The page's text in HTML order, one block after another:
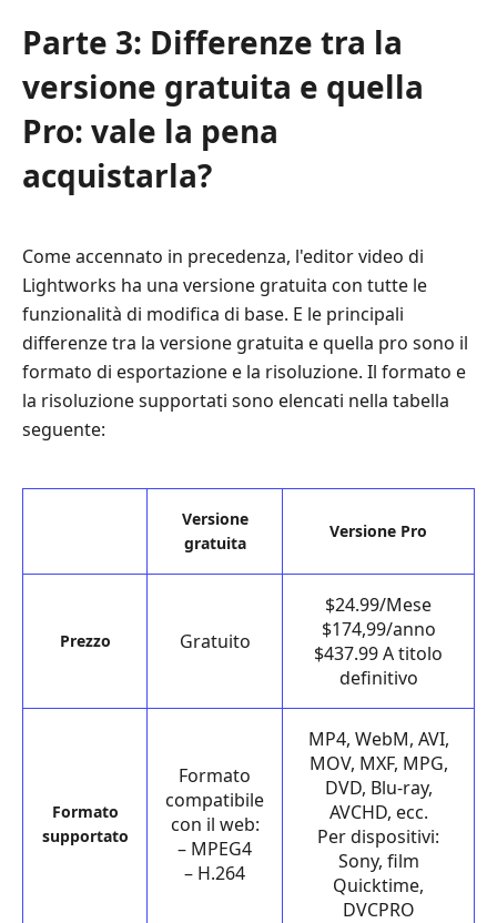
Parte 3: Differenze tra la
versione gratuita e quella
Pro: vale la pena
acquistarla?
Come accennato in precedenza, l'editor video di
Lightworks ha una versione gratuita con tutte le
funzionalità di modifica di base. E le principali
differenze tra la versione gratuita e quella pro sono il
formato di esportazione e la risoluzione. Il formato e
la risoluzione supportati sono elencati nella tabella
seguente:
Versione
gratuita
Versione Pro
Prezzo Gratuito
$24.99/Mese
$174,99/anno
$437.99 A titolo
definitivo
Formato
supportato
Formato
compatibile
con il web:
– MPEG4
– H.264
MP4, WebM, AVI,
MOV, MXF, MPG,
DVD, Blu-ray,
AVCHD, ecc.
Per dispositivi:
Sony, film
Quicktime,
DVCPRO